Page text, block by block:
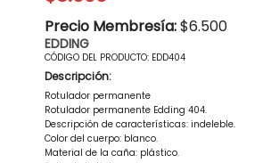
Precio Membresía:$6.500
EDDING
CÓDIGO DEL PRODUCTO: EDD404
Descripción:
Rotulador permanente
Rotulador permanente Edding 404.
Descripción de características: indeleble.
Color del cuerpo: blanco.
Material de la caña: plástico.